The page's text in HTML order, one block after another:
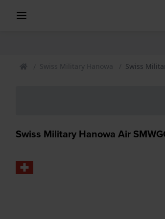
Swiss Military Hanowa Swiss
Swiss Military Hanowa Air